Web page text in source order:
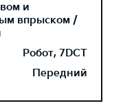
и
впрыском /
Робот, 7DCT
Передний